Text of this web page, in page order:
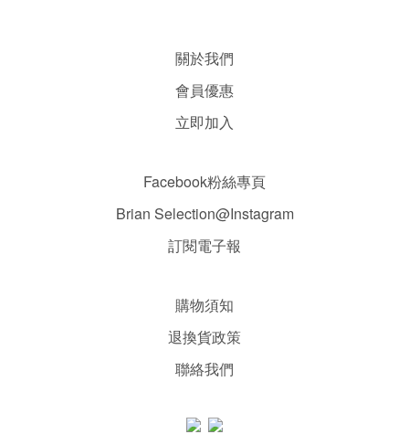
關於我們
會員優惠
立即加入
Facebook粉絲專頁
Brian Selection@Instagram
訂閱電子報
購物須知
退換貨政策
聯絡我們